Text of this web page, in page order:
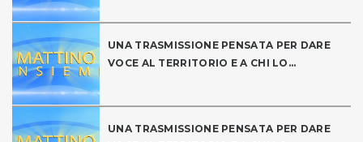
UNA TRASMISSIONE PENSATA PER DARE
VOCE AL TERRITORIO E A CHI LO...
UNA TRASMISSIONE PENSATA PER DARE